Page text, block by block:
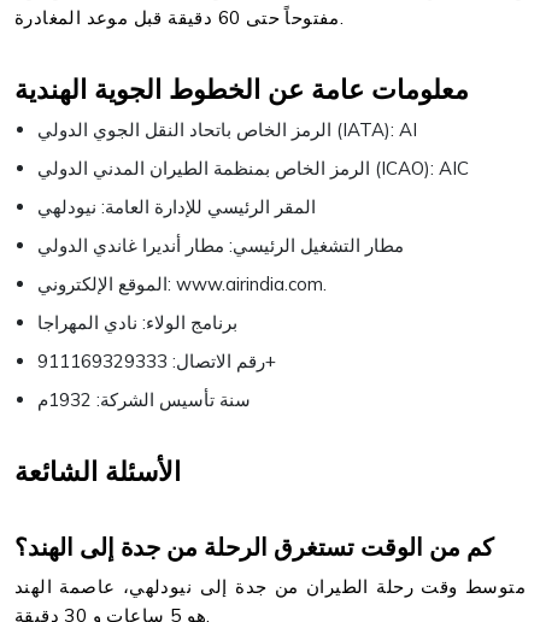
معلومات عامة عن الخطوط الجوية الهندية
الرمز الخاص باتحاد النقل الجوي الدولي (IATA): AI
الرمز الخاص بمنظمة الطيران المدني الدولي (ICAO): AIC
المقر الرئيسي للإدارة العامة: نيودلهي
مطار التشغيل الرئيسي: مطار أنديرا غاندي الدولي
الموقع الإلكتروني: www.airindia.com.
برنامج الولاء: نادي المهراجا
رقم الاتصال: 911169329333+
سنة تأسيس الشركة: 1932م
الأسئلة الشائعة
كم من الوقت تستغرق الرحلة من جدة إلى الهند؟
متوسط وقت رحلة الطيران من جدة إلى نيودلهي، عاصمة الهند